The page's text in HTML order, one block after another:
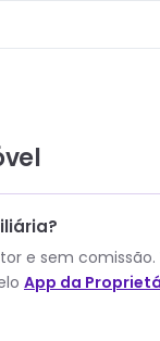
e sem comissão.
App da